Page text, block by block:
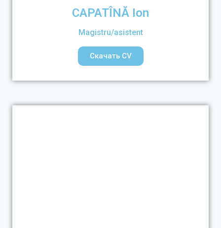
CAPATÎNĂ Ion
Magistru/asistent
Скачать CV